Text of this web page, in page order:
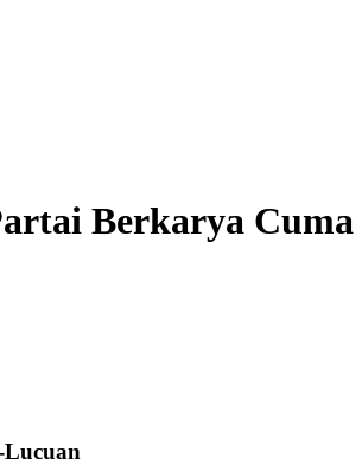
Berkarya